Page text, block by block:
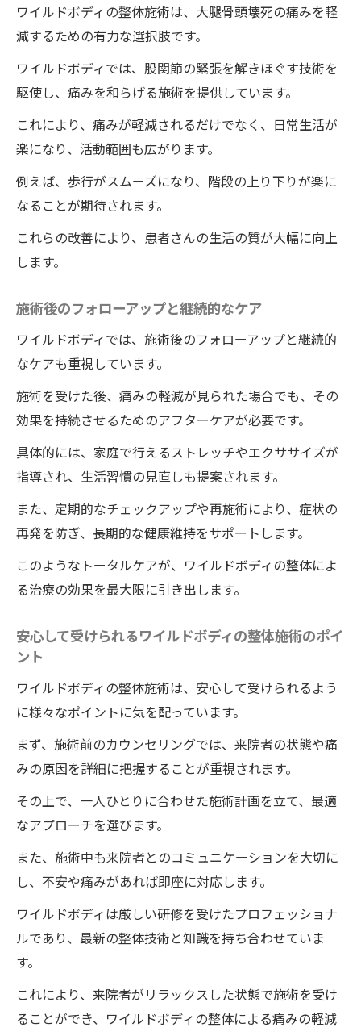
ワイルドボディの整体施術は、大腿骨頭壊死の痛みを軽
減するための有力な選択肢です。
ワイルドボディでは、股関節の緊張を解きほぐす技術を
駆使し、痛みを和らげる施術を提供しています。
これにより、痛みが軽減されるだけでなく、日常生活が
楽になり、活動範囲も広がります。
例えば、歩行がスムーズになり、階段の上り下りが楽に
なることが期待されます。
これらの改善により、患者さんの生活の質が大幅に向上
します。
施術後のフォローアップと継続的なケア
ワイルドボディでは、施術後のフォローアップと継続的
なケアも重視しています。
施術を受けた後、痛みの軽減が見られた場合でも、その
効果を持続させるためのアフターケアが必要です。
具体的には、家庭で行えるストレッチやエクササイズが
指導され、生活習慣の見直しも提案されます。
また、定期的なチェックアップや再施術により、症状の
再発を防ぎ、長期的な健康維持をサポートします。
このようなトータルケアが、ワイルドボディの整体によ
る治療の効果を最大限に引き出します。
安心して受けられるワイルドボディの整体施術のポイ
ント
ワイルドボディの整体施術は、安心して受けられるよう
に様々なポイントに気を配っています。
まず、施術前のカウンセリングでは、来院者の状態や痛
みの原因を詳細に把握することが重視されます。
その上で、一人ひとりに合わせた施術計画を立て、最適
なアプローチを選びます。
また、施術中も来院者とのコミュニケーションを大切に
し、不安や痛みがあれば即座に対応します。
ワイルドボディは厳しい研修を受けたプロフェッショナ
ルであり、最新の整体技術と知識を持ち合わせていま
す。
これにより、来院者がリラックスした状態で施術を受け
ることができ、ワイルドボディの整体による痛みの軽減